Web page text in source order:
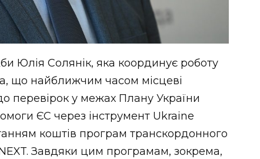
Юлія Солянік, яка координує роботу
що найближчим часом місцеві
перевірок у межах Плану України
ЄС через інструмент Ukraine
коштів програм транскордонного
Завдяки цим програмам, зокрема,